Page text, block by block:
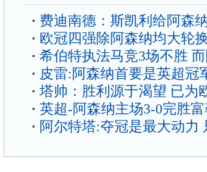
费迪南德：斯凯利给阿森
欧冠四强除阿森纳均大轮
希伯特执法马竞3场不胜
皮雷:阿森纳首要是英超冠
塔帅：胜利源于渴望 已为
英超-阿森纳主场3-0完胜
阿尔特塔:夺冠是最大动力